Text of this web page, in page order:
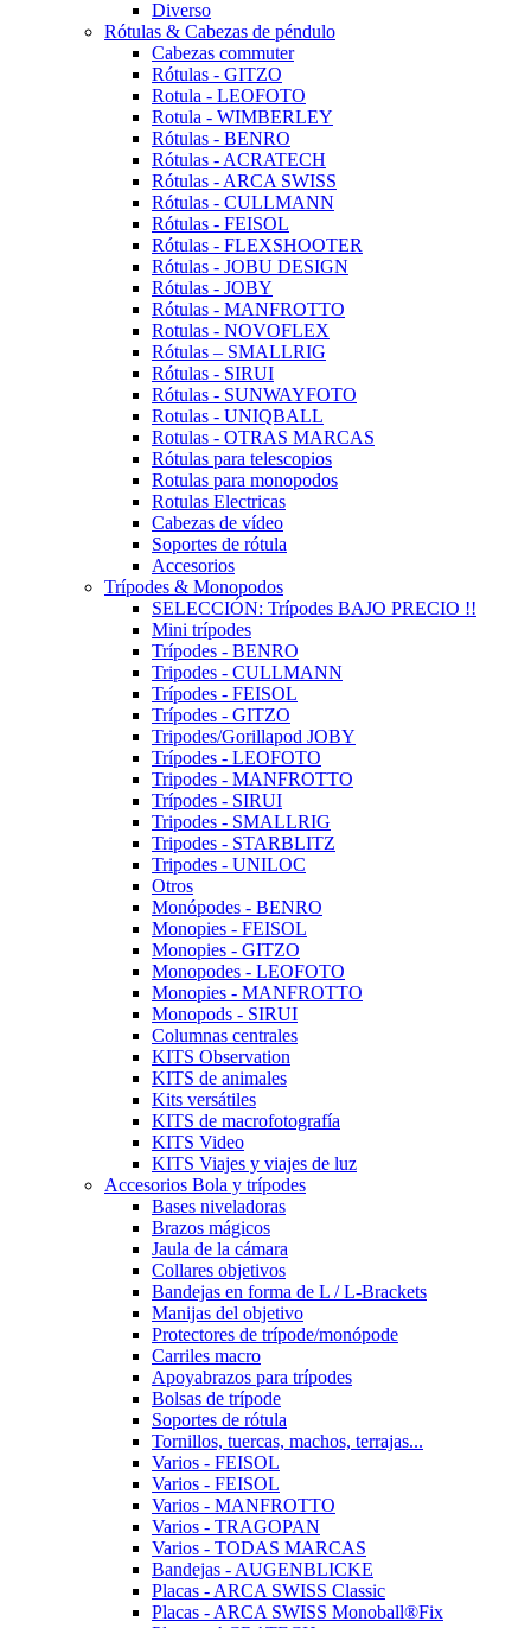
Diverso
Rótulas & Cabezas de péndulo
Cabezas commuter
Rótulas - GITZO
Rotula - LEOFOTO
Rotula - WIMBERLEY
Rótulas - BENRO
Rótulas - ACRATECH
Rótulas - ARCA SWISS
Rótulas - CULLMANN
Rótulas - FEISOL
Rótulas - FLEXSHOOTER
Rótulas - JOBU DESIGN
Rótulas - JOBY
Rótulas - MANFROTTO
Rotulas - NOVOFLEX
Rótulas – SMALLRIG
Rótulas - SIRUI
Rótulas - SUNWAYFOTO
Rotulas - UNIQBALL
Rotulas - OTRAS MARCAS
Rótulas para telescopios
Rotulas para monopodos
Rotulas Electricas
Cabezas de vídeo
Soportes de rótula
Accesorios
Trípodes & Monopodos
SELECCIÓN: Trípodes BAJO PRECIO !!
Mini trípodes
Trípodes - BENRO
Tripodes - CULLMANN
Trípodes - FEISOL
Trípodes - GITZO
Tripodes/Gorillapod JOBY
Trípodes - LEOFOTO
Tripodes - MANFROTTO
Trípodes - SIRUI
Tripodes - SMALLRIG
Tripodes - STARBLITZ
Tripodes - UNILOC
Otros
Monópodes - BENRO
Monopies - FEISOL
Monopies - GITZO
Monopodes - LEOFOTO
Monopies - MANFROTTO
Monopods - SIRUI
Columnas centrales
KITS Observation
KITS de animales
Kits versátiles
KITS de macrofotografía
KITS Video
KITS Viajes y viajes de luz
Accesorios Bola y trípodes
Bases niveladoras
Brazos mágicos
Jaula de la cámara
Collares objetivos
Bandejas en forma de L / L-Brackets
Manijas del objetivo
Protectores de trípode/monópode
Carriles macro
Apoyabrazos para trípodes
Bolsas de trípode
Soportes de rótula
Tornillos, tuercas, machos, terrajas...
Varios - FEISOL
Varios - FEISOL
Varios - MANFROTTO
Varios - TRAGOPAN
Varios - TODAS MARCAS
Bandejas - AUGENBLICKE
Placas - ARCA SWISS Classic
Placas - ARCA SWISS Monoball®Fix